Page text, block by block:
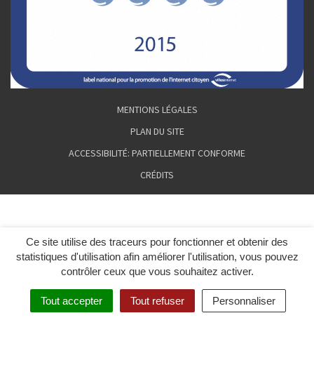
Ce site utilise des traceurs pour fonctionner et obtenir des
statistiques d'utilisation afin améliorer l'utilisation, vous pouvez
contrôler ceux que vous souhaitez activer.
Tout accepter Tout refuser Personnaliser
MENTIONS LÉGALES
PLAN DU SITE
ACCESSIBILITÉ: PARTIELLEMENT CONFORME
CRÉDITS